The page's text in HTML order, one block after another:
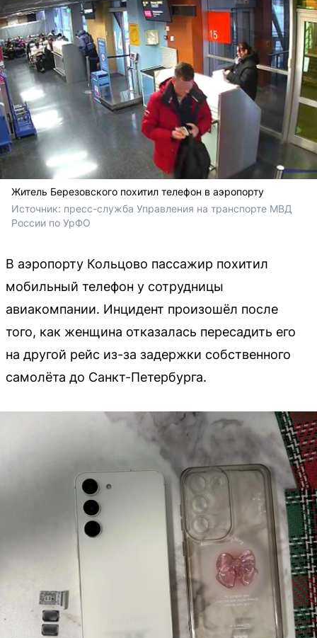
Житель Березовского похитил телефон в аэропорту
Источник: пресс-служба Управления на транспорте МВД
России по УрФО
В аэропорту Кольцово пассажир похитил
мобильный телефон у сотрудницы
авиакомпании. Инцидент произошёл после
того, как женщина отказалась пересадить его
на другой рейс из-за задержки собственного
самолёта до Санкт-Петербурга.